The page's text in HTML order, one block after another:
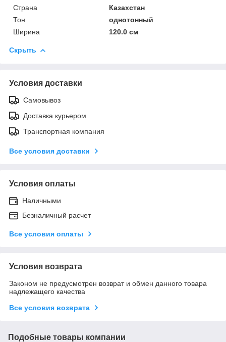
Страна
Казахстан
Тон
однотонный
Ширина
120.0 см
Скрыть
Условия доставки
Самовывоз
Доставка курьером
Транспортная компания
Все условия доставки
Условия оплаты
Наличными
Безналичный расчет
Все условия оплаты
Условия возврата
Законом не предусмотрен возврат и обмен данного товара
надлежащего качества
Все условия возврата
Подобные товары компании